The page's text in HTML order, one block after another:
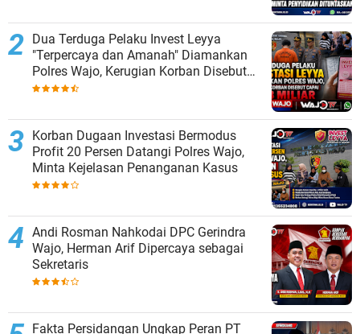
Dua Terduga Pelaku Invest Leyya
"Terpercaya dan Amanah" Diamankan
Polres Wajo, Kerugian Korban Disebut
Capai Rp8 Miliar
Korban Dugaan Investasi Bermodus
Profit 20 Persen Datangi Polres Wajo,
Minta Kejelasan Penanganan Kasus
Andi Rosman Nahkodai DPC Gerindra
Wajo, Herman Arif Dipercaya sebagai
Sekretaris
Fakta Persidangan Ungkap Peran PT